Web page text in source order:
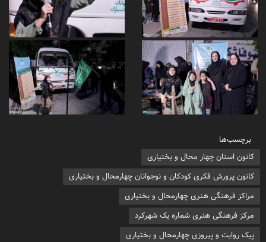
برچسب‌ها
کانون استان چهار محال و بختیاری
کانون پرورش فکری کودکان و نوجوانان چهارمحال و بختیاری
مراکز فرهنگی هنری چهارمحال و بختیاری
مرکز فرهنگی هنری شماره یک شهرکرد
پیک روایت و پیروزی چهارمحال و بختیاری